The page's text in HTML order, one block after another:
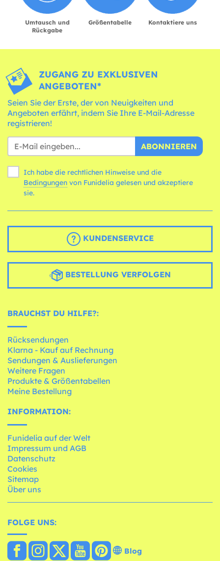
Umtausch und
Rückgabe
Größentabelle Kontaktiere uns
ZUGANG ZU EXKLUSIVEN
ANGEBOTEN*
Seien Sie der Erste, der von Neuigkeiten und
Angeboten erfährt, indem Sie Ihre E-Mail-Adresse
registrieren!
ABONNIEREN
Ich habe die rechtlichen Hinweise und die
Bedingungen
sie.
KUNDENSERVICE
BESTELLUNG VERFOLGEN
BRAUCHST DU HILFE?:
Rücksendungen
Klarna - Kauf auf Rechnung
Sendungen & Auslieferungen
Weitere Fragen
Produkte & Größentabellen
Meine Bestellung
INFORMATION:
Funidelia auf der Welt
Impressum und AGB
Datenschutz
Cookies
Sitemap
Über uns
FOLGE UNS:
Blog